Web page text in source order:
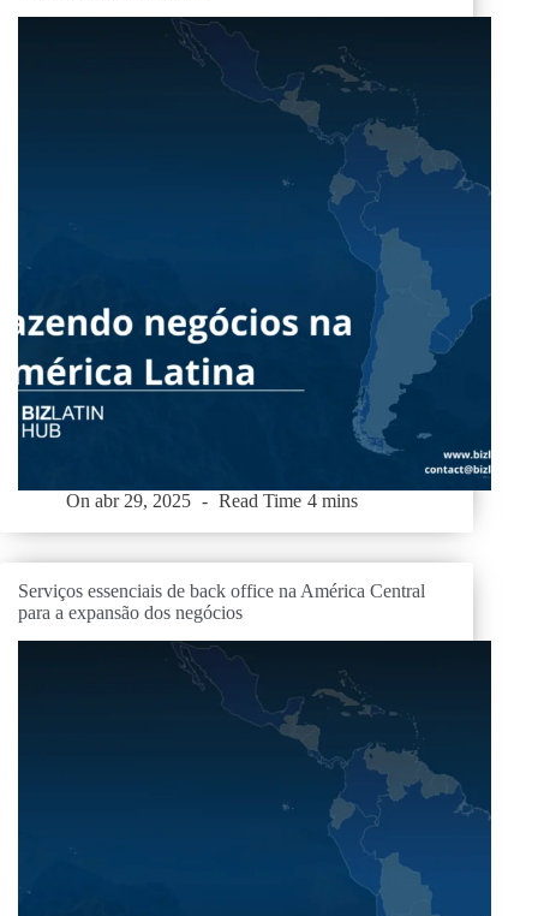
On abr 29, 2025 Read Time 4 mins
Serviços essenciais de back office na América Central
para a expansão dos negócios